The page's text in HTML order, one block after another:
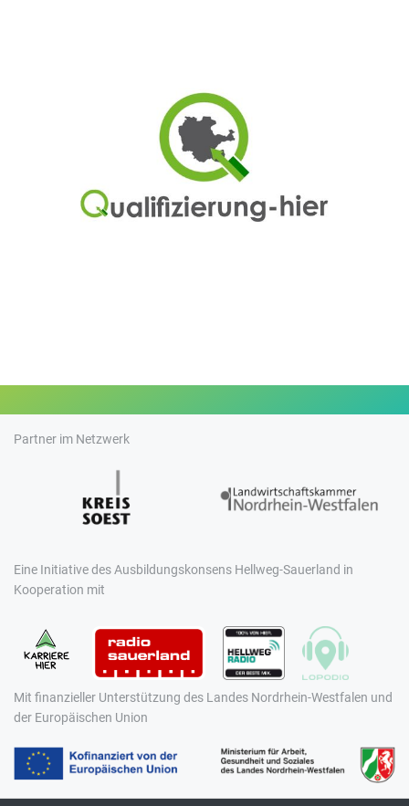
Partner im Netzwerk
Eine Initiative des Ausbildungskonsens Hellweg-Sauerland in
Kooperation mit
Mit finanzieller Unterstützung des Landes Nordrhein-Westfalen und
der Europäischen Union